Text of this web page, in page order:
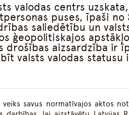
valodas centrs
puses, īpaši
saliedētību un
ģeopolitiskajos
drošības aizsardzība ir
valsts valodas
veiks savus normatīvajos aktos